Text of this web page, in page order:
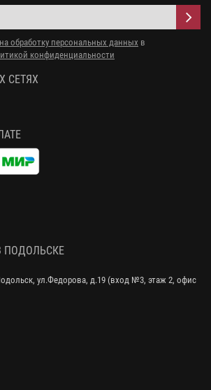
обработку персональных данных в
конфиденциальности
СЕТЯХ
ПОДОЛЬСКЕ
ул.Федорова, д.19 (вход №3, этаж 2, офис